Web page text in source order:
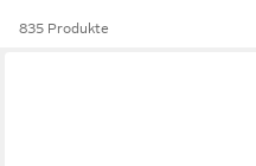
835 Produkte